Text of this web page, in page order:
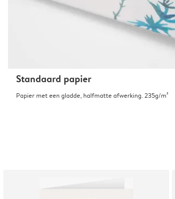
Standaard papier
Papier met een gladde, halfmatte afwerking. 235g/m²